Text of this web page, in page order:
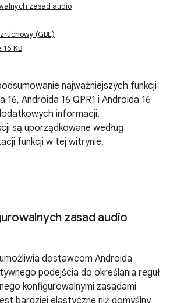
zasad audio
(GBL)
KB
najważniejszych funkcji
16, Androida 16 QPR1 i Androida 16
informacji.
są uporządkowane według
funkcji w tej witrynie.
zasad audio
dostawcom Androida
podejścia do określania reguł
konfigurowalnymi zasadami
bardziej elastyczne niż domyślny